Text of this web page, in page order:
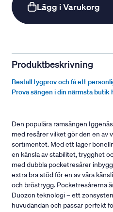
Lägg i Varukorg
Produktbeskrivning
Beställ tygprov och få ett
Prova sängen i din närmsta butik
Den populära ramsängen
med resårer vilket gör den en av
sortimentet. Med ett lager
en känsla av stabilitet, trygghet
med dubbla pocketresårer
extra bra stöd för en av våra
och bröstrygg. Pocketresårerna
Duozon teknologi – ett
huvudändan och passar perfekt